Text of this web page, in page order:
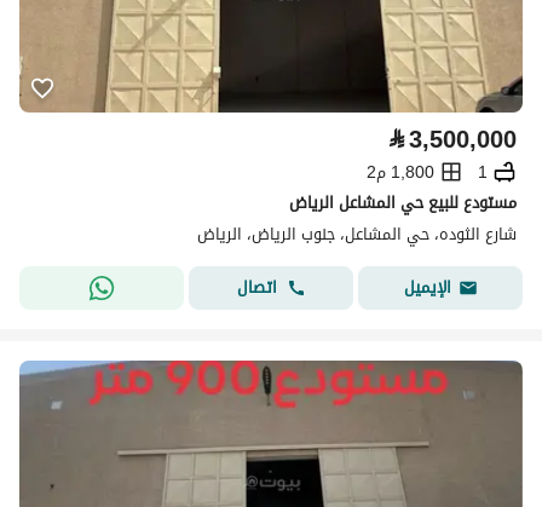
⃁3,500,000
1
1,800 م2
مستودع للبيع حي المشاعل الرياض
شارع الثوده، حي المشاعل، جنوب الرياض، الرياض
الإيميل
اتصال